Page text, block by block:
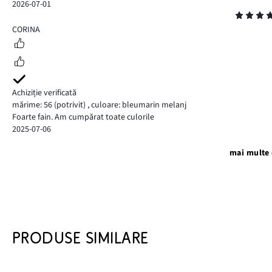
2026-07-01
5
CORINA
Achiziție verificată
mărime: 56 (potrivit) ,culoare: bleumarin melanj
Foarte fain. Am cumpărat toate culorile
2025-07-06
mai
PRODUSE SIMILARE